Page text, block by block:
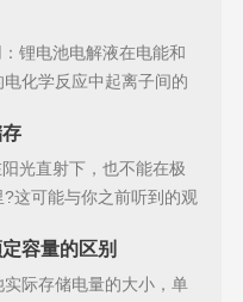
锂电池电解液在电能和
化学反应中起离子间的
光直射下，也不能在极
这可能与你之前听到的观
容量的区别
际存储电量的大小，单